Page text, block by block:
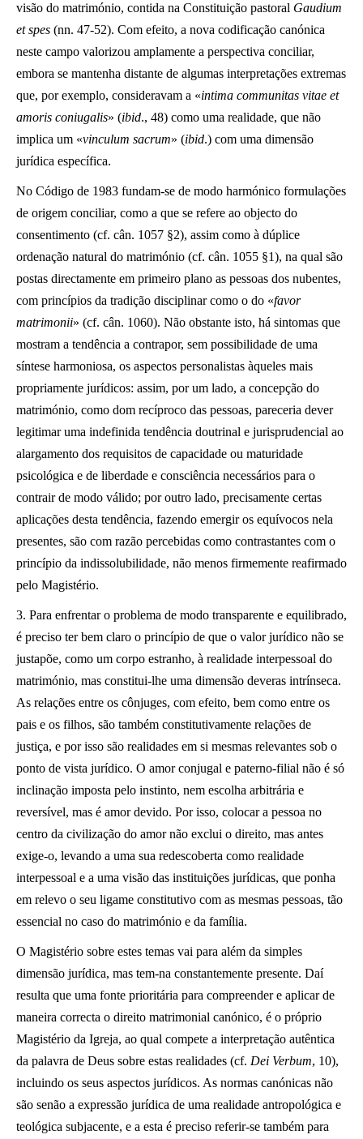
visão do matrimónio, contida na Constituição pastoral Gaudium
et spes (nn. 47-52). Com efeito, a nova codificação canónica
neste campo valorizou amplamente a perspectiva conciliar,
embora se mantenha distante de algumas interpretações extremas
que, por exemplo, consideravam a «intima communitas vitae et
amoris coniugalis» (ibid., 48) como uma realidade, que não
implica um «vinculum sacrum» (ibid.) com uma dimensão
jurídica específica.
No Código de 1983 fundam-se de modo harmónico formulações
de origem conciliar, como a que se refere ao objecto do
consentimento (cf. cân. 1057 §2), assim como à dúplice
ordenação natural do matrimónio (cf. cân. 1055 §1), na qual são
postas directamente em primeiro plano as pessoas dos nubentes,
com princípios da tradição disciplinar como o do «favor
matrimonii» (cf. cân. 1060). Não obstante isto, há sintomas que
mostram a tendência a contrapor, sem possibilidade de uma
síntese harmoniosa, os aspectos personalistas àqueles mais
propriamente jurídicos: assim, por um lado, a concepção do
matrimónio, como dom recíproco das pessoas, pareceria dever
legitimar uma indefinida tendência doutrinal e jurisprudencial ao
alargamento dos requisitos de capacidade ou maturidade
psicológica e de liberdade e consciência necessários para o
contrair de modo válido; por outro lado, precisamente certas
aplicações desta tendência, fazendo emergir os equívocos nela
presentes, são com razão percebidas como contrastantes com o
princípio da indissolubilidade, não menos firmemente reafirmado
pelo Magistério.
3. Para enfrentar o problema de modo transparente e equilibrado,
é preciso ter bem claro o princípio de que o valor jurídico não se
justapõe, como um corpo estranho, à realidade interpessoal do
matrimónio, mas constitui-lhe uma dimensão deveras intrínseca.
As relações entre os cônjuges, com efeito, bem como entre os
pais e os filhos, são também constitutivamente relações de
justiça, e por isso são realidades em si mesmas relevantes sob o
ponto de vista jurídico. O amor conjugal e paterno-filial não é só
inclinação imposta pelo instinto, nem escolha arbitrária e
reversível, mas é amor devido. Por isso, colocar a pessoa no
centro da civilização do amor não exclui o direito, mas antes
exige-o, levando a uma sua redescoberta como realidade
interpessoal e a uma visão das instituições jurídicas, que ponha
em relevo o seu ligame constitutivo com as mesmas pessoas, tão
essencial no caso do matrimónio e da família.
O Magistério sobre estes temas vai para além da simples
dimensão jurídica, mas tem-na constantemente presente. Daí
resulta que uma fonte prioritária para compreender e aplicar de
maneira correcta o direito matrimonial canónico, é o próprio
Magistério da Igreja, ao qual compete a interpretação autêntica
da palavra de Deus sobre estas realidades (cf. Dei Verbum, 10),
incluindo os seus aspectos jurídicos. As normas canónicas não
são senão a expressão jurídica de uma realidade antropológica e
teológica subjacente, e a esta é preciso referir-se também para